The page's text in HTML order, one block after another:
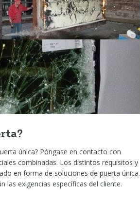
única? Póngase en contacto con
combinadas. Los distintos requisitos y
en forma de soluciones de puerta única.
las exigencias específicas del cliente.